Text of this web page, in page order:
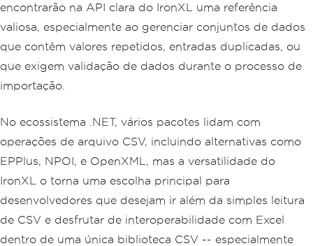
encontrarão na API clara do IronXL uma referência
valiosa, especialmente ao gerenciar conjuntos de dados
que contêm valores repetidos, entradas duplicadas, ou
que exigem validação de dados durante o processo de
importação.
No ecossistema .NET, vários pacotes lidam com
operações de arquivo CSV, incluindo alternativas como
EPPlus, NPOI, e OpenXML, mas a versatilidade do
IronXL o torna uma escolha principal para
desenvolvedores que desejam ir além da simples leitura
de CSV e desfrutar de interoperabilidade com Excel
dentro de uma única biblioteca CSV -- especialmente